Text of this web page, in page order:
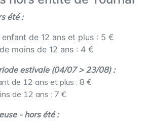
été :
de 12 ans et plus : 5 €
moins de 12 ans : 4 €
estivale (04/07 > 23/08) :
de 12 ans et plus : 8 €
de 12 ans : 7 €
- hors été :